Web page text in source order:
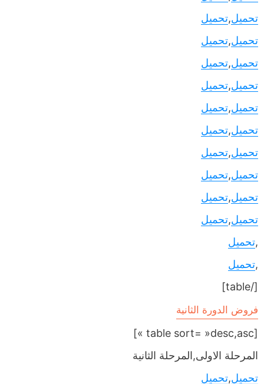
تحميل,تحميل
تحميل,تحميل
تحميل,تحميل
تحميل,تحميل
تحميل,تحميل
تحميل,تحميل
تحميل,تحميل
تحميل,تحميل
تحميل,تحميل
تحميل,تحميل
,تحميل
,تحميل
[/table]
فروض الدورة الثانية
[table sort= »desc,asc »]
المرحلة الاولى,المرحلة الثانية
تحميل,تحميل